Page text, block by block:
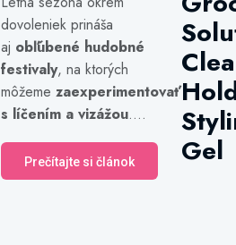
dovoleniek prináša
aj obľúbené hudobné
festivaly, na ktorých
môžeme zaexperimentovať
s líčením a vizážou....
Prečítajte si článok
Gel